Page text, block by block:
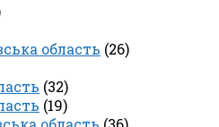
область (26)
(32)
(19)